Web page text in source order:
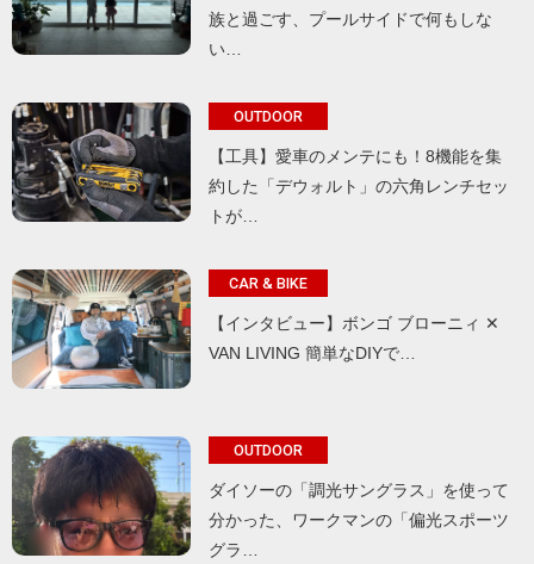
族と過ごす、プールサイドで何もしな
い…
OUTDOOR
【工具】愛車のメンテにも！8機能を集
約した「デウォルト」の六角レンチセッ
トが…
CAR & BIKE
【インタビュー】ボンゴ ブローニィ ✕
VAN LIVING 簡単なDIYで…
OUTDOOR
ダイソーの「調光サングラス」を使って
分かった、ワークマンの「偏光スポーツ
グラ…